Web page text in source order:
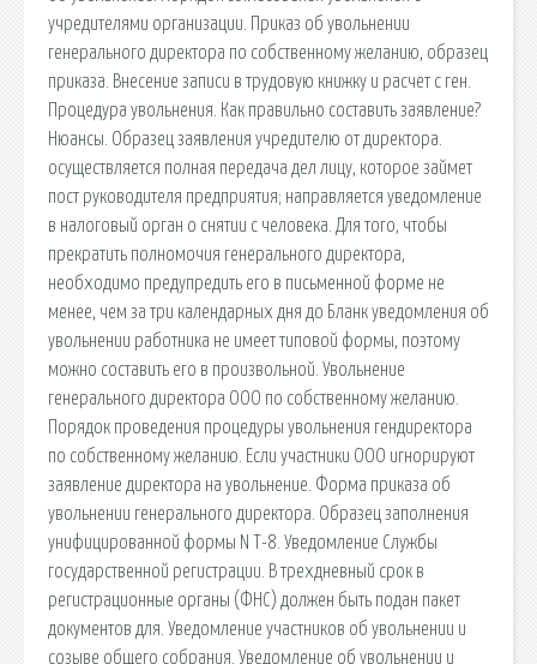
учредителями организации. Приказ об увольнении
генерального директора по собственному желанию, образец
приказа. Внесение записи в трудовую книжку и расчет с ген.
Процедура увольнения. Как правильно составить заявление?
Нюансы. Образец заявления учредителю от директора.
осуществляется полная передача дел лицу, которое займет
пост руководителя предприятия; направляется уведомление
в налоговый орган о снятии с человека. Для того, чтобы
прекратить полномочия генерального директора,
необходимо предупредить его в письменной форме не
менее, чем за три календарных дня до Бланк уведомления об
увольнении работника не имеет типовой формы, поэтому
можно составить его в произвольной. Увольнение
генерального директора ООО по собственному желанию.
Порядок проведения процедуры увольнения гендиректора
по собственному желанию. Если участники ООО игнорируют
заявление директора на увольнение. Форма приказа об
увольнении генерального директора. Образец заполнения
унифицированной формы N Т-8. Уведомление Службы
государственной регистрации. В трехдневный срок в
регистрационные органы (ФНС) должен быть подан пакет
документов для. Уведомление участников об увольнении и
созыве общего собрания. Уведомление об увольнении и